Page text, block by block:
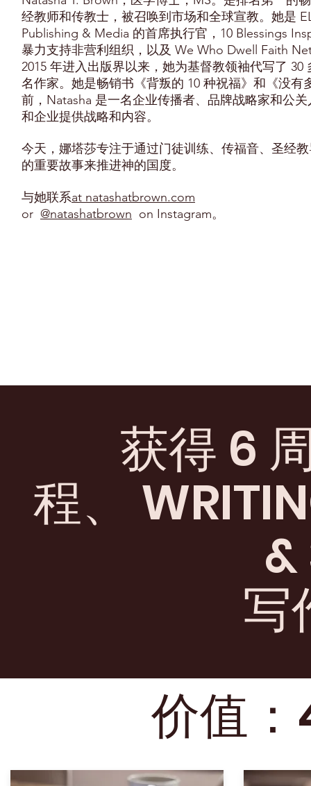
经教师和传教士，被召唤到市场和全球宣教。她是
Publishing & Media 的首席执行官，10 Blessings
暴力支持非营利组织，以及 We Who Dwell Faith
2015 年进入出版界以来，她为基督教领袖代写了 30
名作家。她是畅销书《背叛的 10 种祝福》和《没有
前，Natasha 是一名企业传播者、品牌战略家和公
和企业提供战略和内容。
今天，娜塔莎专注于通过门徒训练、传福音、圣经
的重要故事来推进神的国度。
与她联系at natashatbrown.com
or @natashatbrown on Instagram。
获得 6
程、
写
价值